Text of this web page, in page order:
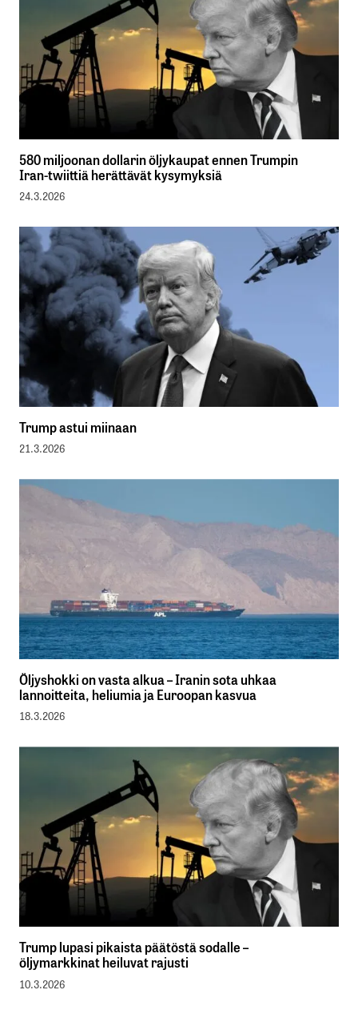
580 miljoonan dollarin öljykaupat ennen Trumpin
Iran-twiittiä herättävät kysymyksiä
24.3.2026
Trump astui miinaan
21.3.2026
Öljyshokki on vasta alkua – Iranin sota uhkaa
lannoitteita, heliumia ja Euroopan kasvua
18.3.2026
Trump lupasi pikaista päätöstä sodalle –
öljymarkkinat heiluvat rajusti
10.3.2026